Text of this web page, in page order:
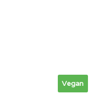
Vegan